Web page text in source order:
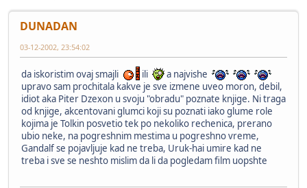
DUNADAN
03-12-2002, 23:54:02
da iskoristim ovaj smajli ili
a najvishe
upravo sam prochitala kakve je sve izmene uveo moron, debil,
idiot aka Piter Dzexon u svoju "obradu" poznate knjige. Ni traga
od knjige, akcentovani glumci koji su poznati iako glume role
kojima je Tolkin posvetio tek po nekoliko rechenica, prerano
ubio neke, na pogreshnim mestima u pogreshno vreme,
Gandalf se pojavljuje kad ne treba, Uruk-hai umire kad ne
treba i sve se neshto mislim da li da pogledam film uopshte